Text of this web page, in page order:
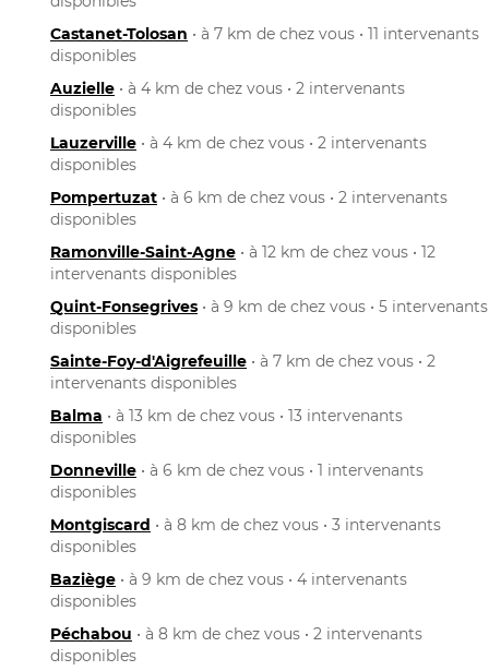
Castanet-Tolosan • à 7 km de chez vous • 11 intervenants
disponibles
Auzielle • à 4 km de chez vous • 2 intervenants
disponibles
Lauzerville • à 4 km de chez vous • 2 intervenants
disponibles
Pompertuzat • à 6 km de chez vous • 2 intervenants
disponibles
Ramonville-Saint-Agne • à 12 km de chez vous • 12
intervenants disponibles
Quint-Fonsegrives • à 9 km de chez vous • 5 intervenants
disponibles
Sainte-Foy-d'Aigrefeuille • à 7 km de chez vous • 2
intervenants disponibles
Balma • à 13 km de chez vous • 13 intervenants
disponibles
Donneville • à 6 km de chez vous • 1 intervenants
disponibles
Montgiscard • à 8 km de chez vous • 3 intervenants
disponibles
Baziège • à 9 km de chez vous • 4 intervenants
disponibles
Péchabou • à 8 km de chez vous • 2 intervenants
disponibles